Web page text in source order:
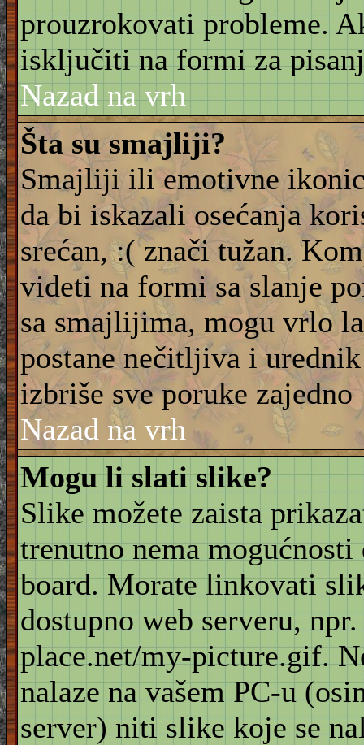
prouzrokovati probleme.
isključiti na formi za
Nazad na vrh
Šta su smajliji?
Smajliji ili emotivne
da bi iskazali osećanja
srećan, :( znači tužan.
videti na formi sa slanje
sa smajlijima, mogu vrlo
postane nečitljiva i
izbriše sve poruke zajedno
Nazad na vrh
Mogu li slati slike?
Slike možete zaista
trenutno nema
board. Morate linkovati
dostupno web serveru,
place.net/my-picture.gif.
nalaze na vašem PC-u
server) niti slike koje se